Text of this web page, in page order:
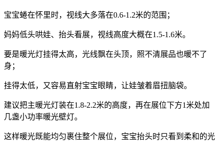
宝宝蜷在怀里时，视线大多落在0.6-1.2米的范围；
妈妈低头哄娃、抬头看展，视线高度大概在1.5-1.6米。
要是暖光灯挂得太高，光线飘在头顶，照不清展品也暖不了
身；
挂得太低，又容易直射宝宝眼睛，让娃皱着眉扭脑袋。
建议把主暖光灯装在1.8-2.2米的高度，再在展位下方1米处加
几盏小功率暖光壁灯。
这样暖光既能均匀裹住整个展位，宝宝抬头时只看到柔和的光